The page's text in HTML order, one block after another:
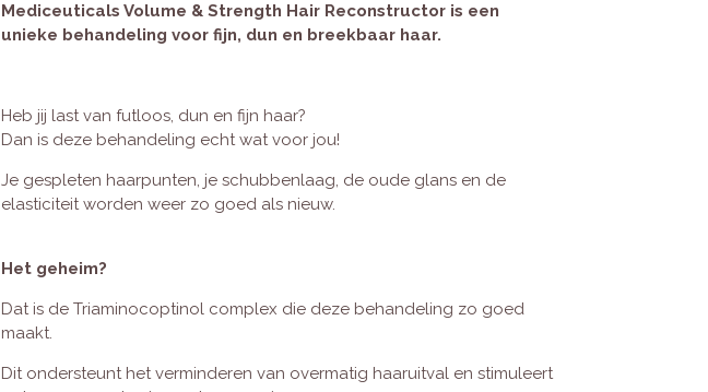
Mediceuticals Volume & Strength Hair Reconstructor is een
unieke behandeling voor fijn, dun en breekbaar haar.
Heb jij last van futloos, dun en fijn haar?
Dan is deze behandeling echt wat voor jou!
Je gespleten haarpunten, je schubbenlaag, de oude glans en de
elasticiteit worden weer zo goed als nieuw.
Het geheim?
Dat is de Triaminocoptinol complex die deze behandeling zo goed
maakt.
Dit ondersteunt het verminderen van overmatig haaruitval en stimuleert